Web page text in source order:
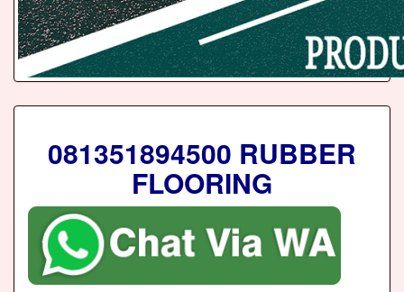
081351894500 RUBBER
FLOORING